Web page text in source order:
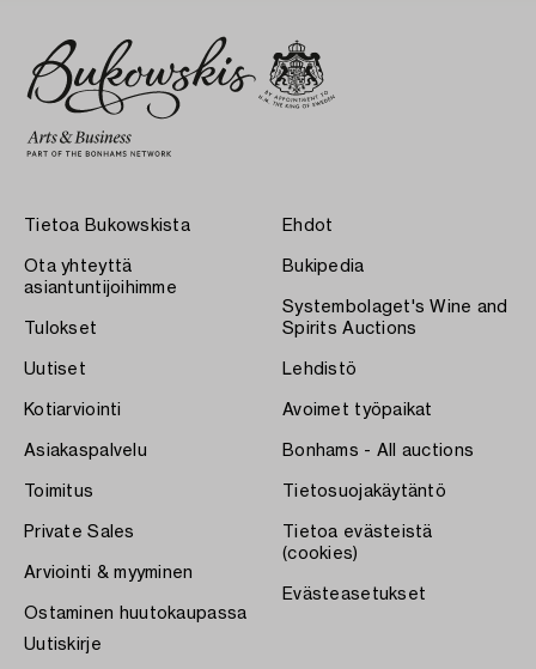
Tietoa Bukowskista
Ota yhteyttä
asiantuntijoihimme
Tulokset
Uutiset
Kotiarviointi
Asiakaspalvelu
Toimitus
Private Sales
Arviointi & myyminen
Ostaminen huutokaupassa
Ehdot
Bukipedia
Systembolaget's Wine and
Spirits Auctions
Lehdistö
Avoimet työpaikat
Bonhams - All auctions
Tietosuojakäytäntö
Tietoa evästeistä
(cookies)
Evästeasetukset
Uutiskirje